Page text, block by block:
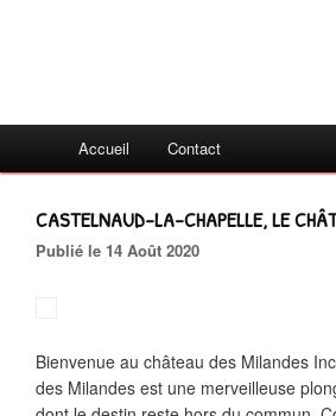
Accueil Contact
CASTELNAUD-LA-CHAPELLE, LE
Publié le 14 Août 2020
Bienvenue au château des Milandes
des Milandes est une merveilleuse